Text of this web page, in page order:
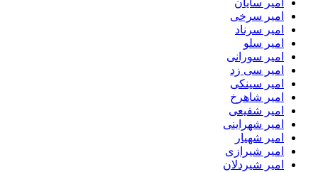
امیر سایان
امیر سرخی
امیر سرناد
امیر سلو
امیر سورانی
امیر سی زد
امیر سینکی
امیر شاهرخ
امیر شفیعی
امیر شهراینی
امیر شهیار
امیر شیرازی
امیر شیردلان